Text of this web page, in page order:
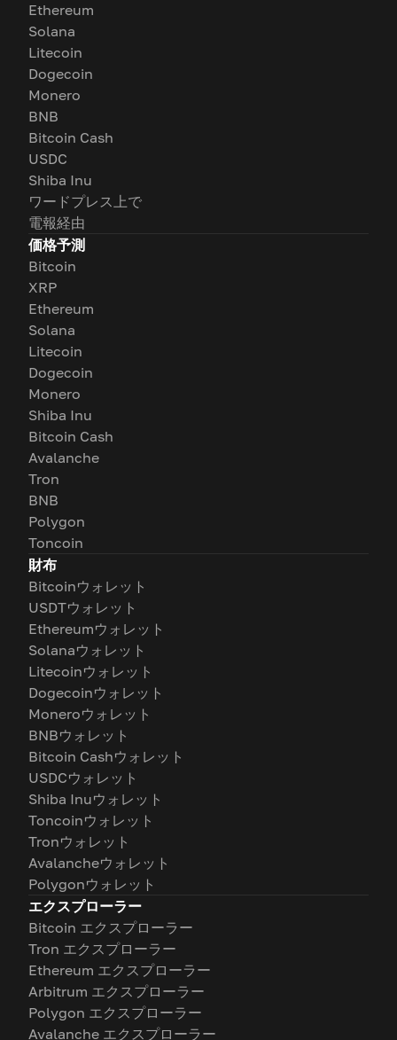
Ethereum
Solana
Litecoin
Dogecoin
Monero
BNB
Bitcoin Cash
USDC
Shiba Inu
ワードプレス上で
電報経由
価格予測
Bitcoin
XRP
Ethereum
Solana
Litecoin
Dogecoin
Monero
Shiba Inu
Bitcoin Cash
Avalanche
Tron
BNB
Polygon
Toncoin
財布
Bitcoinウォレット
USDTウォレット
Ethereumウォレット
Solanaウォレット
Litecoinウォレット
Dogecoinウォレット
Moneroウォレット
BNBウォレット
Bitcoin Cashウォレット
USDCウォレット
Shiba Inuウォレット
Toncoinウォレット
Tronウォレット
Avalancheウォレット
Polygonウォレット
エクスプローラー
Bitcoin エクスプローラー
Tron エクスプローラー
Ethereum エクスプローラー
Arbitrum エクスプローラー
Polygon エクスプローラー
Avalanche エクスプローラー